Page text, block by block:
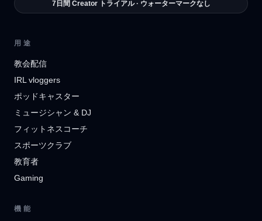
7日間 Creator トライアル · ウォーターマークなし
用途
教会配信
IRL vloggers
ポッドキャスター
ミュージシャン & DJ
フィットネスコーチ
スポーツクラブ
教育者
Gaming
機能